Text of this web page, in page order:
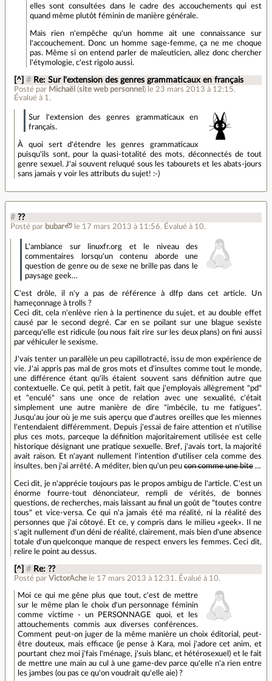
elles sont consultées dans le cadre des accouchements qui est
quand même plutôt féminin de manière générale.
Mais rien n'empêche qu'un homme ait une connaissance sur
l'accouchement. Donc un homme sage-femme, ça ne me choque
pas. Même si on entend parler de maïeuticien, allez donc chercher
l'étymologie, c'est rigolo aussi.
[^] # Re: Sur l'extension des genres grammaticaux en français
Posté par Michaël (site web personnel ) le 23 mars 2013 à 12:15.
Évalué à 1 .
Sur l'extension des genres grammaticaux en
français.
À quoi sert d'étendre les genres grammaticaux
puisqu'ils sont, pour la quasi-totalité des mots, déconnectés de tout
genre sexuel. J'ai souvent reluqué sous les tabourets et les abats-jours
sans jamais y voir les attributs du sujet! :-)
# ??
Posté par bubar🦥 le 17 mars 2013 à 11:56. Évalué à 10.
L'ambiance sur linuxfr.org et le niveau des
commentaires lorsqu'un contenu aborde une
question de genre ou de sexe ne brille pas dans le
paysage geek…
C'est drôle, il n'y a pas de référence à dlfp dans cet article. Un
hameçonnage à trolls ?
Ceci dit, cela n'enlève rien à la pertinence du sujet, et au double effet
causé par le second degré. Car en se poilant sur une blague sexiste
parcequ'elle est ridicule (ou nous fait rire sur les deux plans) on fini aussi
par véhiculer le sexisme.
J'vais tenter un parallèle un peu capillotracté, issu de mon expérience de
vie. J'ai appris pas mal de gros mots et d'insultes comme tout le monde,
une différence étant qu'ils étaient souvent sans définition autre que
contextuelle. Ce qui, petit à petit, fait que j'employais allègrement "pd"
et "enculé" sans une once de relation avec une sexualité, c'était
simplement une autre manière de dire "imbécile, tu me fatigues".
Jusqu'au jour où je me suis aperçu que d'autres oreilles que les miennes
l'entendaient différemment. Depuis j'essai de faire attention et n'utilise
plus ces mots, parceque la définition majoritairement utilisée est celle
historique désignant une pratique sexuelle. Bref, j'avais tort, la majorité
avait raison. Et n'ayant nullement l'intention d'utiliser cela comme des
insultes, ben j'ai arrêté. A méditer, bien qu'un peu con comme une bite …
Ceci dit, je n'apprécie toujours pas le propos ambigu de l'article. C'est un
énorme fourre-tout dénonciateur, rempli de vérités, de bonnes
questions, de recherches, mais laissant au final un goût de "toutes contre
tous" et vice-versa. Ce qui n'a jamais été ma réalité, ni la réalité des
personnes que j'ai côtoyé. Et ce, y compris dans le milieu «geek». Il ne
s'agit nullement d'un déni de réalité, clairement, mais bien d'une absence
totale d'un quelconque manque de respect envers les femmes. Ceci dit,
relire le point au dessus.
[^] # Re: ??
Posté parVictorAche le 17 mars 2013 à 12:31 . Évalué à 10.
Moi ce qui me gêne plus que tout, c'est de mettre
sur le même plan le choix d'un personnage féminin
comme victime - un PERSONNAGE quoi, et les
attouchements commis aux diverses conférences.
Comment peut-on juger de la même manière un choix éditorial, peut-
être douteux, mais efficace (je pense à Kara, moi j'adore cet anim, et
pourtant chez moi j'fais l'ménage, j'suis blanc, et hétérosexuel) et le fait
de mettre une main au cul à une game-dev parce qu'elle n'a rien entre
les jambes (ou pas ce qu'on voudrait qu'elle aie) ?